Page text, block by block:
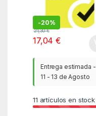
-20%
21,30€
17,04€
Entrega estimada -
11 - 13 de Agosto
11 artículos en stock